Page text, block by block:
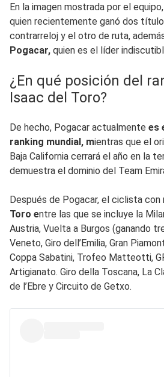
En la imagen mostrada por el
quien recientemente ganó dos
contrarreloj y el otro de ruta,
Pogacar, quien es el líder
¿En qué posición del
Isaac del Toro?
De hecho, Pogacar actualmente es
ranking mundial, mientras que el
Baja California cerrará el año en la
demuestra el dominio del Team
Después de Pogacar, el ciclista con
Toro entre las que se incluye la
Austria, Vuelta a Burgos (ganando
Veneto, Giro dell’Emilia, Gran
Coppa Sabatini, Trofeo Matteotti,
Artigianato. Giro della Toscana, La
de l’Ebre y Circuito de Getxo.